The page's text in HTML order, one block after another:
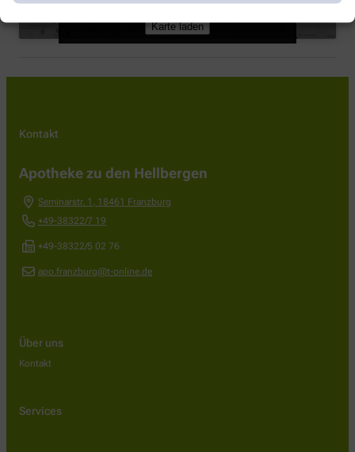
Karte laden
Kontakt
Apotheke zu den Hellbergen
Seminarstr. 1 18461 Franzburg
+49-38322/7 19
+49-38322/5 02 76
apo.franzburg@t-online.de
Über uns
Kontakt
Services